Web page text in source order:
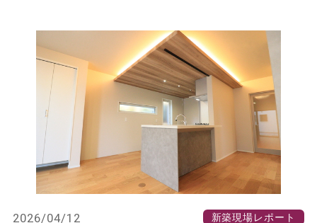
2026/04/12 新築現場レポート